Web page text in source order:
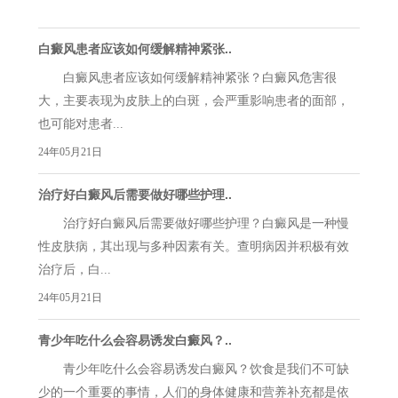
白癜风患者应该如何缓解精神紧张..
白癜风患者应该如何缓解精神紧张？白癜风危害很
大，主要表现为皮肤上的白斑，会严重影响患者的面部，
也可能对患者...
24年05月21日
治疗好白癜风后需要做好哪些护理..
治疗好白癜风后需要做好哪些护理？白癜风是一种慢
性皮肤病，其出现与多种因素有关。查明病因并积极有效
治疗后，白...
24年05月21日
青少年吃什么会容易诱发白癜风？..
青少年吃什么会容易诱发白癜风？饮食是我们不可缺
少的一个重要的事情，人们的身体健康和营养补充都是依